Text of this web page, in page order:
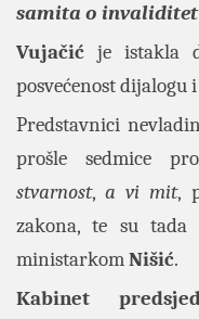
samita o
Vujačić je istakla
posvećenost dijalogu
Predstavnici
prošle sedmice
stvarnost,a vi mit,
zakona, te su
ministarkomNišić.
Kabinet